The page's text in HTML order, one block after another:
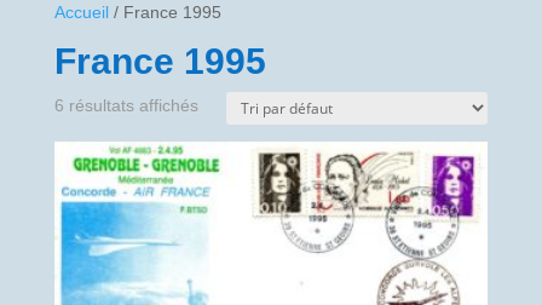
Accueil/ France 1995
France 1995
6 résultats affichés